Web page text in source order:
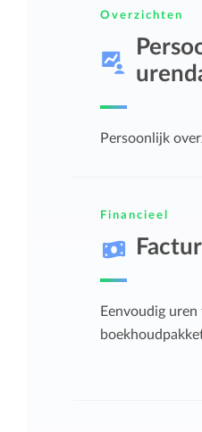
Overzichten
Persoonlijk
Financieel
Eenvoudig